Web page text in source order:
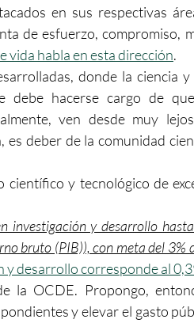
en sus respectivas
de esfuerzo, compromiso,
vida habla en esta dirección.
donde la ciencia
debe hacerse cargo de
ven desde muy
es deber de la comunidad
y tecnológico de
investigación y desarrollo
bruto (PIB)), con meta del 3%
y desarrollo corresponde al
la OCDE. Propongo,
y elevar el gasto